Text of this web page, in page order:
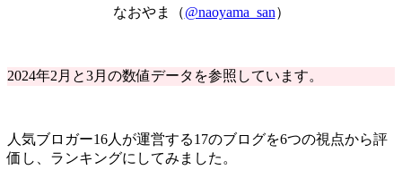
なおやま（@naoyama_san）
2024年2月と3月の数値データを参照しています。
人気ブロガー16人が運営する17のブログを6つの視点から評
価し、ランキングにしてみました。